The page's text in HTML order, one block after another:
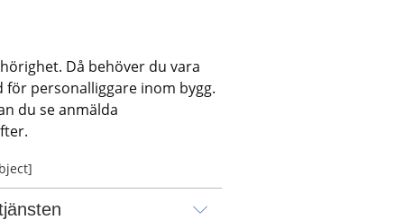
Då behöver du vara
personalliggare inom bygg.
du se anmälda